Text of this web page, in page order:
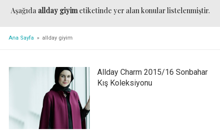
Aşağıda allday giyimetiketinde yer alan konular listelenmiştir.
Ana Sayfa » allday giyim
Allday Charm 2015/16 Sonbahar
Kış Koleksiyonu